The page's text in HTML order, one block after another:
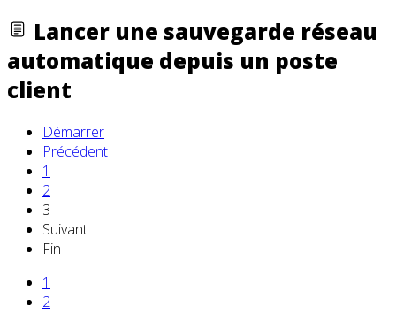
Lancer une sauvegarde réseau
automatique depuis un poste
client
Démarrer
Précédent
1
2
3
Suivant
Fin
1
2